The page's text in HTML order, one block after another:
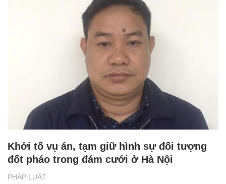
PHÁP LUẬT
Khởi tố vụ án, tạm giữ hình sự đối tượng
đốt pháo trong đám cưới ở Hà Nội